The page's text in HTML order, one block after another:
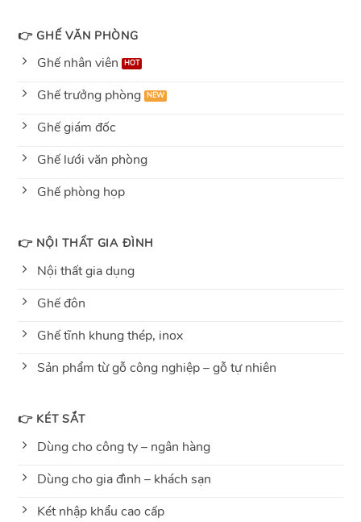
👉 GHẾ VĂN PHÒNG
Ghế nhân viên
Ghế trưởng phòng
Ghế giám đốc
Ghế lưới văn phòng
Ghế phòng họp
👉 NỘI THẤT GIA ĐÌNH
Nội thất gia dụng
Ghế đôn
Ghế tĩnh khung thép, inox
Sản phẩm từ gỗ công nghiệp – gỗ tự nhiên
👉 KÉT SẮT
Dùng cho công ty – ngân hàng
Dùng cho gia đình – khách sạn
Két nhập khẩu cao cấp